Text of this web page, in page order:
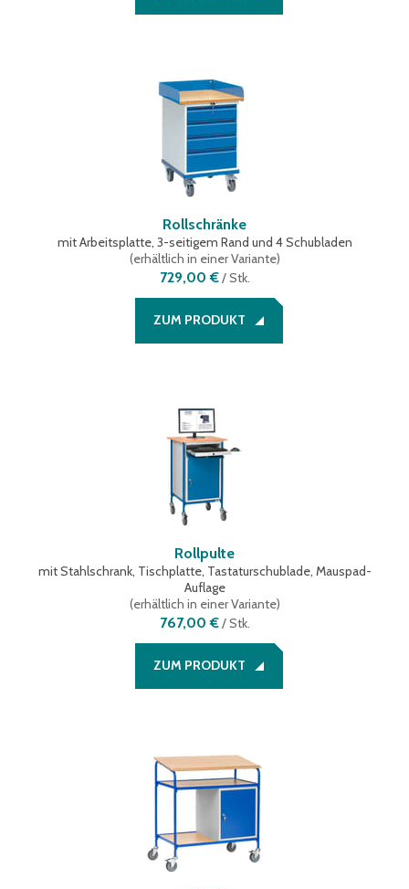
Rollschränke
mit Arbeitsplatte, 3-seitigem Rand und 4 Schubladen
(erhältlich in einer Variante)
729,00 €/Stk.
ZUM PRODUKT
Rollpulte
mit Stahlschrank, Tischplatte, Tastaturschublade, Mauspad-
Auflage
(erhältlich in einer Variante)
767,00 €/Stk.
ZUM PRODUKT